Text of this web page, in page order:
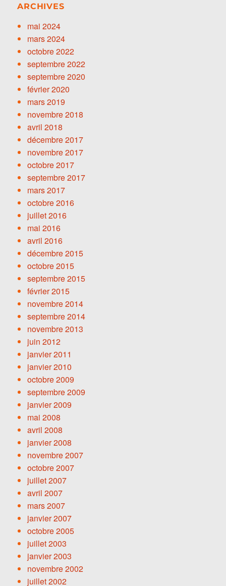
ARCHIVES
mai 2024
mars 2024
octobre 2022
septembre 2022
septembre 2020
février 2020
mars 2019
novembre 2018
avril 2018
décembre 2017
novembre 2017
octobre 2017
septembre 2017
mars 2017
octobre 2016
juillet 2016
mai 2016
avril 2016
décembre 2015
octobre 2015
septembre 2015
février 2015
novembre 2014
septembre 2014
novembre 2013
juin 2012
janvier 2011
janvier 2010
octobre 2009
septembre 2009
janvier 2009
mai 2008
avril 2008
janvier 2008
novembre 2007
octobre 2007
juillet 2007
avril 2007
mars 2007
janvier 2007
octobre 2005
juillet 2003
janvier 2003
novembre 2002
juillet 2002